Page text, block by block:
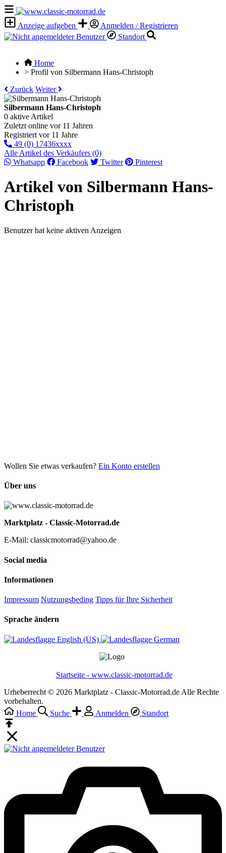
Anzeige aufgeben
Anmelden / Registrieren
Standort
Home
> Profil von Silbermann Hans-Christoph
Zurück Weiter
Silbermann Hans-Christoph
0 aktive Artikel
Zuletzt online vor 11 Jahren
Registriert vor 11 Jahre
49 (0) 17436xxxx
Alle Artikel des Verkäufers (0)
Whatsapp
Facebook Twitter Pinterest
Artikel von Silbermann Hans-
Christoph
Benutzer hat keine aktiven Anzeigen
Wollen Sie etwas verkaufen? Ein Konto erstellen
Über uns
Marktplatz - Classic-Motorrad.de
E-Mail: classicmotorrad@yahoo.de
Social media
Informationen
Impressum Nutzungsbeding Tipps für Ihre Sicherheit
Sprache ändern
English (US)‎ German‎
Startseite - www.classic-motorrad.de
Urheberrecht © 2026 Marktplatz - Classic-Motorrad.de Alle Rechte
vorbehalten.
Home
Suche Anmelden Standort